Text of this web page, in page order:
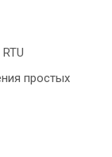
простых